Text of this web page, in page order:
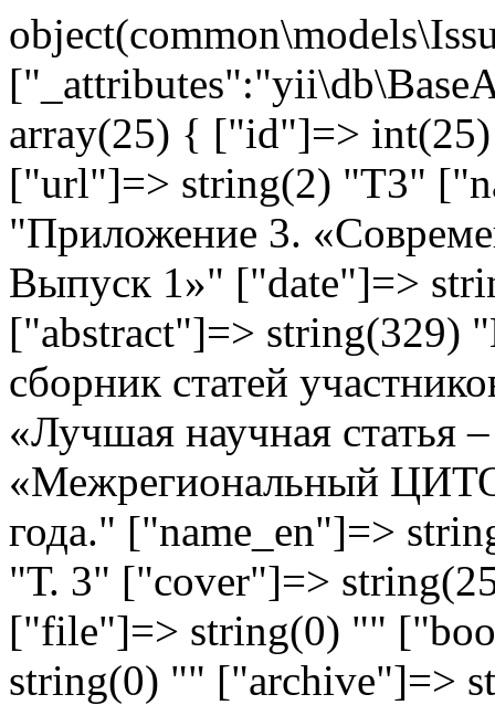
array(25) { ["id"]=>
["url"]=> string(2) "T3"
"Приложение 3.
Выпуск 1»" ["date"]=>
["abstract"]=> string(329)
сборник статей
«Лучшая научная
«Межрегиональный
года." ["name_en"]=>
"Т. 3" ["cover"]=>
["file"]=> string(0) ""
string(0) "" ["archive"]=>